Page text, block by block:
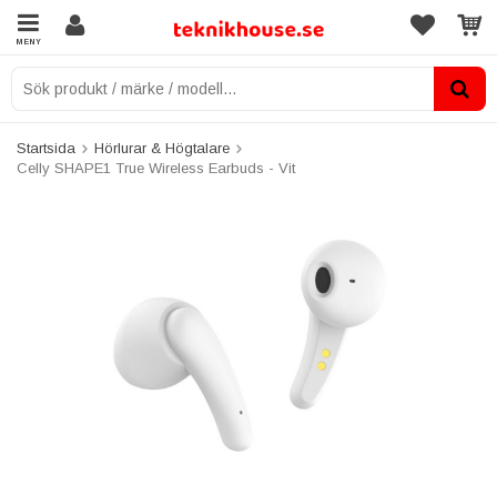
MENY
Startsida
Hörlurar & Högtalare
Celly SHAPE1 True Wireless Earbuds - Vit